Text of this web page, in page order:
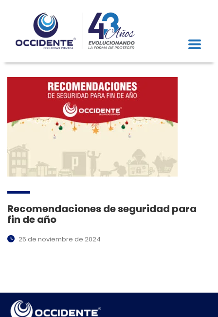
Recomendaciones de seguridad para
fin de año
25 de noviembre de 2024